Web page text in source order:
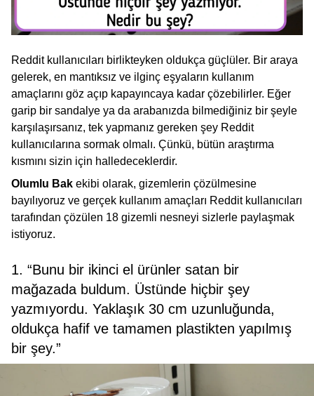
Reddit kullanıcıları birlikteyken oldukça güçlüler. Bir araya
gelerek, en mantıksız ve ilginç eşyaların kullanım
amaçlarını göz açıp kapayıncaya kadar çözebilirler. Eğer
garip bir sandalye ya da arabanızda bilmediğiniz bir şeyle
karşılaşırsanız, tek yapmanız gereken şey Reddit
kullanıcılarına sormak olmalı. Çünkü, bütün araştırma
kısmını sizin için halledeceklerdir.
Olumlu Bak ekibi olarak, gizemlerin çözülmesine
bayılıyoruz ve gerçek kullanım amaçları Reddit kullanıcıları
tarafından çözülen 18 gizemli nesneyi sizlerle paylaşmak
istiyoruz.
1. “Bunu bir ikinci el ürünler satan bir
mağazada buldum. Üstünde hiçbir şey
yazmıyordu. Yaklaşık 30 cm uzunluğunda,
oldukça hafif ve tamamen plastikten yapılmış
bir şey.”